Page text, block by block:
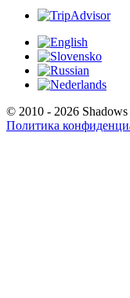
© 2010 - 2026
Политика